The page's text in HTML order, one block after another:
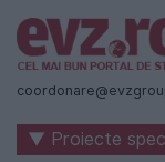
Știri
naționale
internaționale
▼ Proiecte